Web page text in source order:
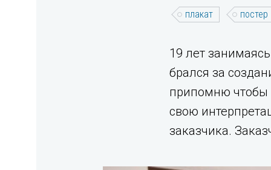
плакат постер
19 лет
брался за
припомню чтобы
свою
заказчика.